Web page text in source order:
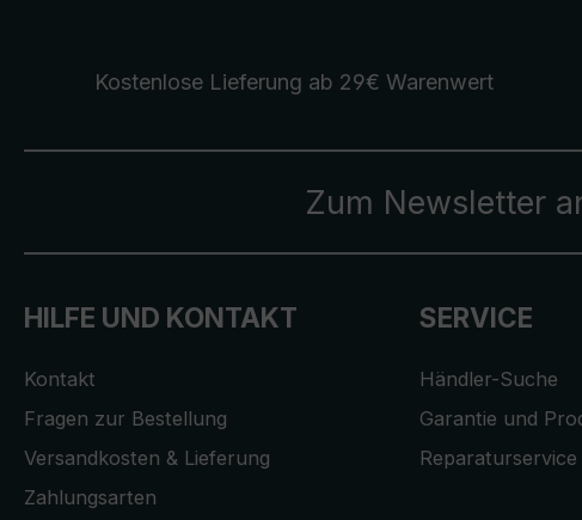
Kostenlose Lieferung ab 29€ Warenwert
Zum Newsletter
HILFE UND KONTAKT
Kontakt
Fragen zur Bestellung
Versandkosten & Lieferung
Zahlungsarten
SERVICE
Händler-Suche
Garantie und
Reparaturservice